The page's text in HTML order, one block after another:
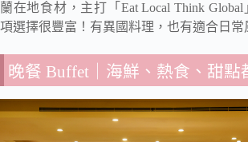
蘭在地食材，主打「Eat Local Think
項選擇很豐富！有異國料理，也有適合日常
晚餐 Buffet｜海鮮、熱食、甜點